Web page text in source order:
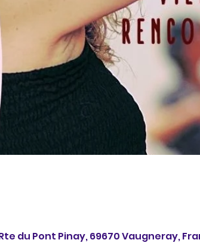
du Pont Pinay, 69670 Vaugneray,